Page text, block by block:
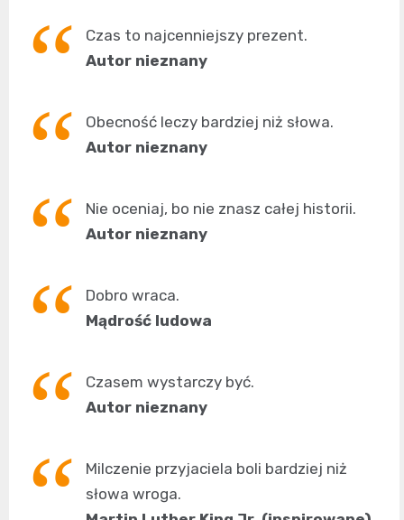
Czas to najcenniejszy prezent.
Autor nieznany
Obecność leczy bardziej niż słowa.
Autor nieznany
Nie oceniaj, bo nie znasz całej historii.
Autor nieznany
Dobro wraca.
Mądrość ludowa
Czasem wystarczy być.
Autor nieznany
Milczenie przyjaciela boli bardziej niż
słowa wroga.